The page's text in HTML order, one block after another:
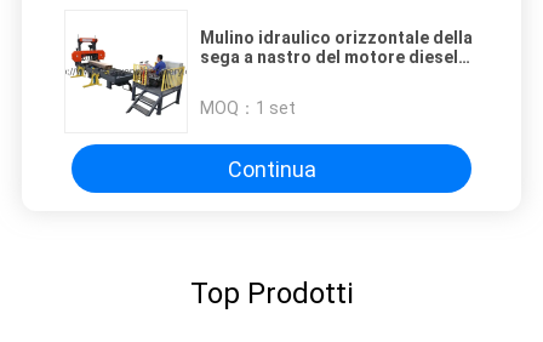
Mulino idraulico orizzontale della
sega a nastro del motore diesel
della banda del diametro di
1300mm
MOQ： 1 set
Continua
Top Prodotti